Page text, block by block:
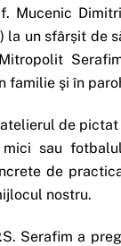
Mucenic
la un sfârșit de
familie şi în
de
sau
de
nostru.
Serafim a